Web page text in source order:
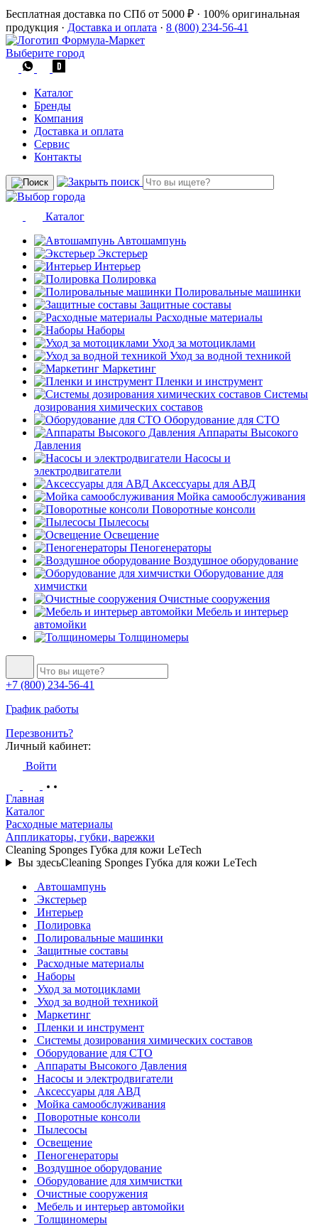
Бесплатная доставка по СПб от 5000 ₽ · 100% оригинальная
продукция · Доставка и оплата · 8 (800) 234-56-41
Выберите город
Каталог
Бренды
Компания
Доставка и оплата
Сервис
Контакты
Каталог
Автошампунь
Экстерьер
Интерьер
Полировка
Полировальные машинки
Защитные составы
Расходные материалы
Наборы
Уход за мотоциклами
Уход за водной техникой
Маркетинг
Пленки и инструмент
Системы
дозирования химических составов
Оборудование для СТО
Аппараты Высокого
Давления
Насосы и
электродвигатели
Аксессуары для АВД
Мойка самообслуживания
Поворотные консоли
Пылесосы
Освещение
Пеногенераторы
Воздушное оборудование
Оборудование для
химчистки
Очистные сооружения
Мебель и интерьер
автомойки
Толщиномеры
+7 (800) 234-56-41
График работы
Перезвонить?
Личный кабинет:
Войти
Главная
Каталог
Расходные материалы
Аппликаторы, губки, варежки
Cleaning Sponges Губка для кожи LeTech
Вы здесьCleaning Sponges Губка для кожи LeTech
Автошампунь
Экстерьер
Интерьер
Полировка
Полировальные машинки
Защитные составы
Расходные материалы
Наборы
Уход за мотоциклами
Уход за водной техникой
Маркетинг
Пленки и инструмент
Системы дозирования химических составов
Оборудование для СТО
Аппараты Высокого Давления
Насосы и электродвигатели
Аксессуары для АВД
Мойка самообслуживания
Поворотные консоли
Пылесосы
Освещение
Пеногенераторы
Воздушное оборудование
Оборудование для химчистки
Очистные сооружения
Мебель и интерьер автомойки
Толщиномеры